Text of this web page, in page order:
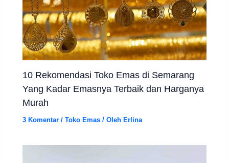
10 Rekomendasi Toko Emas di Semarang
Yang Kadar Emasnya Terbaik dan Harganya
Murah
3 Komentar /Toko Emas / OlehErlina